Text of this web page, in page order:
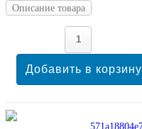
Описание товара